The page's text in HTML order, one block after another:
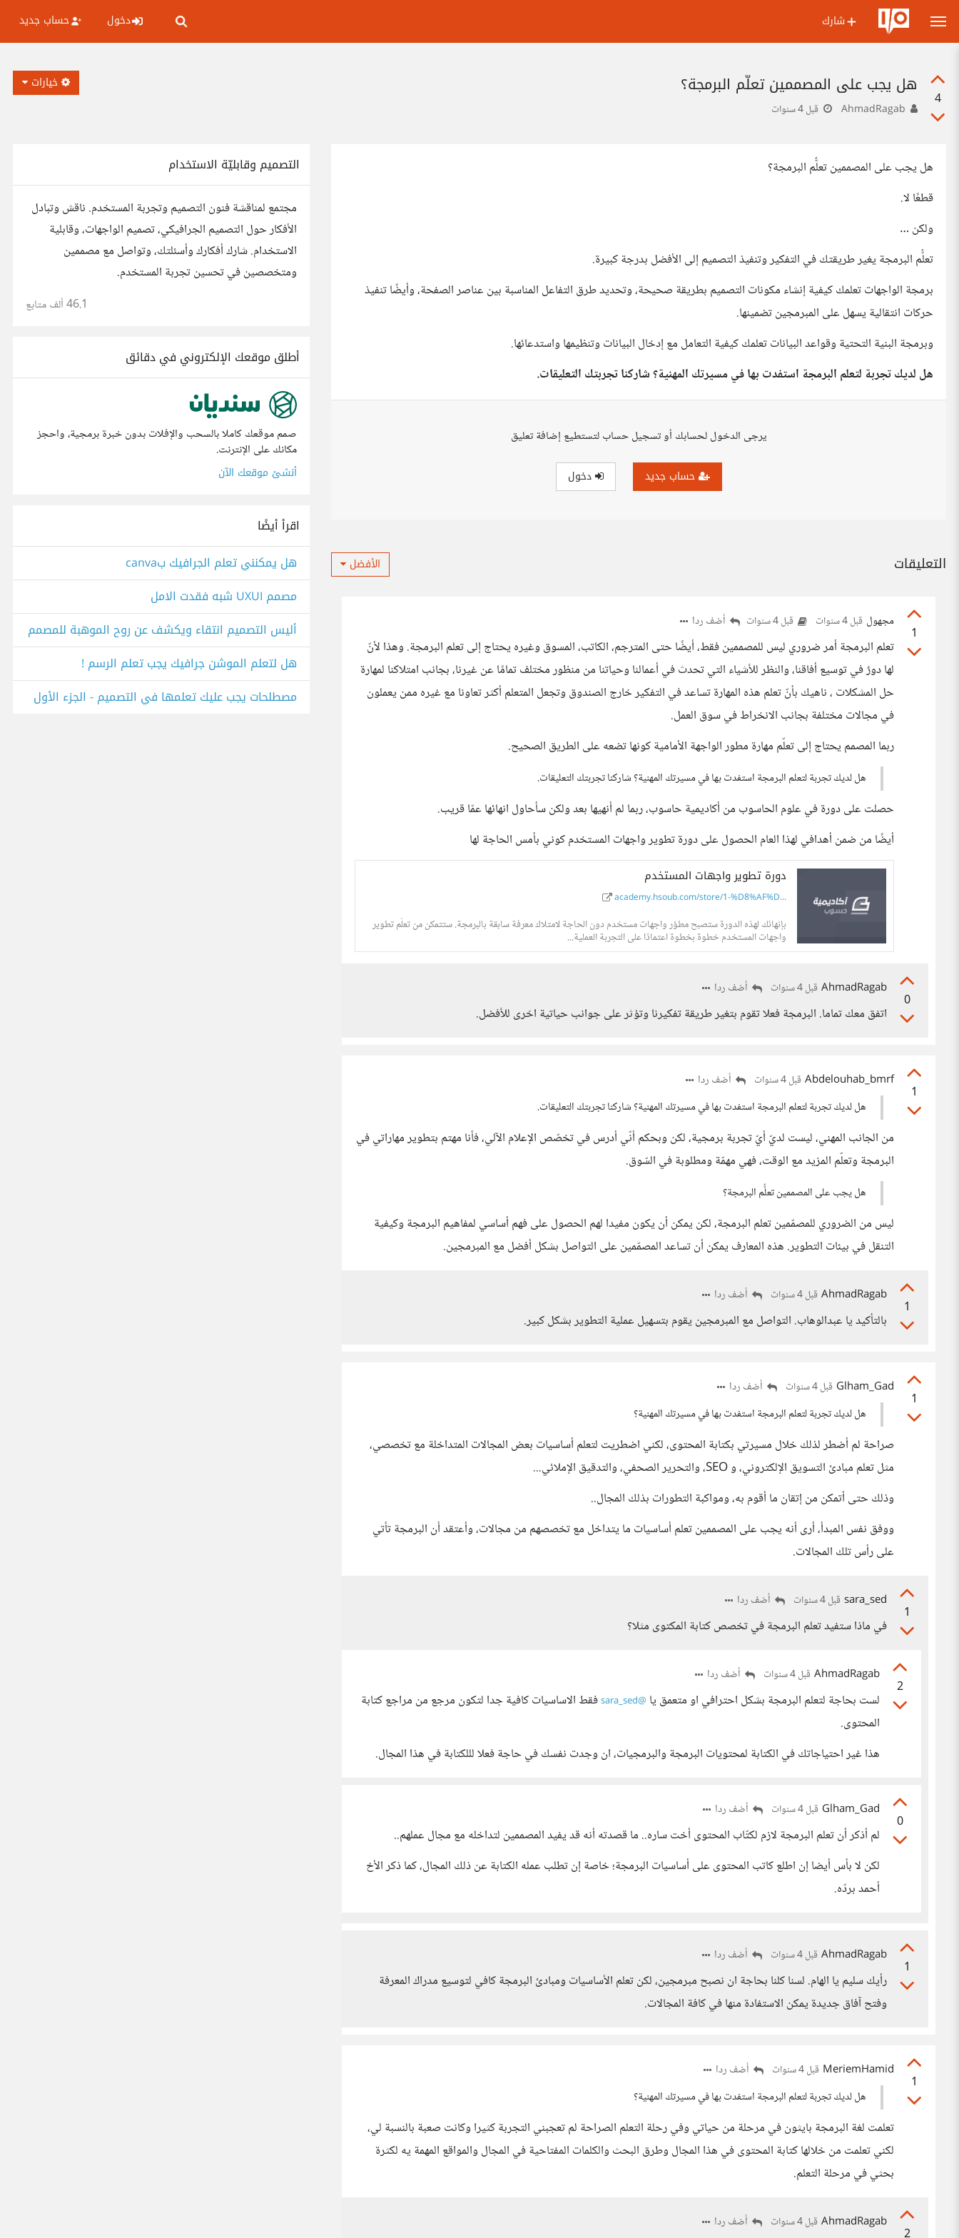
شارك دخول حساب جديد
4
هل يجب على المصممين تعلُّم البرمجة؟
قبل 4 سنوات
خيارات
هل يجب على المصممين تعلُّم البرمجة؟
قطعًا لا.
ولكن …
تعلُّم البرمجة يغير طريقتك في التفكير وتنفيذ التصميم إلى الأفضل بدرجة كبيرة.
برمجة الواجهات تعلمك كيفية إنشاء مكونات التصميم بطريقة صحيحة، وتحديد طرق التفاعل المناسبة بين عناصر الصفحة، وأيضًا تنفيذ
حركات انتقالية يسهل على المبرمجين تضمينها.
وبرمجة البنية التحتية وقواعد البيانات تعلمك كيفية التعامل مع إدخال البيانات وتنظيمها واستدعائها.
هل لديك تجربة لتعلم البرمجة استفدت بها في مسيرتك المهنية؟ شاركنا تجربتك التعليقات.
يرجى الدخول لحسابك أو تسجيل حساب لتستطيع إضافة تعليق
حساب جديد دخول
التعليقات الأفضل
1
مجهول قبل 4 سنوات قبل 4 سنوات أضف ردا
تعلم البرمجة أمر ضروري ليس للمصممين فقط، أيضًا حتى المترجم، الكاتب، المسوق وغيره يحتاج إلى تعلم البرمجة. وهذا لأنّ
لها دورٌ في توسيع أفاقنا، والنظر للأشياء التي تحدث في أعمالنا وحياتنا من منظور مختلف تمامًا عن غيرنا، بجانب امتلاكنا لمهارة
حل المشكلات ، ناهيك بأنّ تعلم هذه المهارة تساعد في التفكير خارج الصندوق وتجعل المتعلم أكثر تعاونا مع غيره ممن يعملون
في مجالات مختلفة بجانب الانخراط في سوق العمل.
ربما المصمم يحتاج إلى تعلّم مهارة مطور الواجهة الأمامية كونها تضعه على الطريق الصحيح.
هل لديك تجربة لتعلم البرمجة استفدت بها في مسيرتك المهنية؟ شاركنا تجربتك التعليقات.
حصلت على دورة في علوم الحاسوب من أكاديمية حاسوب، ربما لم أنهيها بعد ولكن سأحاول انهائها عمّا قريب.
أيضًا من ضمن أهدافي لهذا العام الحصول على دورة تطوير واجهات المستخدم كوني بأمس الحاجة لها
دورة تطوير واجهات المستخدم
academy.hsoub.com/store/1-%D8%AF%D...
بإنهائك لهذه الدورة ستصبح مطوّر واجهات مستخدم دون الحاجة لامتلاك معرفة سابقة بالبرمجة. ستتمكن من تعلّم تطوير
واجهات المستخدم خطوة بخطوة اعتمادًا على التجربة العملية...
0
AhmadRagab قبل 4 سنوات أضف ردا
اتفق معك تماما. البرمجة فعلا تقوم بتغير طريقة تفكيرنا وتؤثر على جوانب حياتية اخرى للأفضل.
1
Abdelouhab_bmrf قبل 4 سنوات
أضف ردا
هل لديك تجربة لتعلم البرمجة استفدت بها في مسيرتك المهنية؟ شاركنا تجربتك التعليقات.
من الجانب المهني، ليست لديّ أيّ تجربة برمجية، لكن وبحكم أنّي أدرس في تخصّص الإعلام الآلي، فأنا مهتم بتطوير مهاراتي في
البرمجة وتعلّم المزيد مع الوقت، فهي مهمّة ومطلوبة في السّوق.
هل يجب على المصممين تعلُّم البرمجة؟
ليس من الضروري للمصمّمين تعلم البرمجة، لكن يمكن أن يكون مفيدا لهم الحصول على فهم أساسي لمفاهيم البرمجة وكيفية
التنقل في بيئات التطوير. هذه المعارف يمكن أن تساعد المصمّمين على التواصل بشكل أفضل مع المبرمجين.
1
AhmadRagab قبل 4 سنوات أضف ردا
بالتأكيد يا عبدالوهاب. التواصل مع المبرمجين يقوم بتسهيل عملية التطوير بشكل كبير.
1
Glham_Gad قبل 4 سنوات
أضف ردا
هل لديك تجربة لتعلم البرمجة استفدت بها في مسيرتك المهنية؟
صراحة لم أضطر لذلك خلال مسيرتي بكتابة المحتوى، لكني اضطريت لتعلم أساسيات بعض المجالات المتداخلة مع تخصصي،
مثل تعلم مبادئ التسويق الإلكتروني، و SEO، والتحرير الصحفي، والتدقيق الإملائي...
وذلك حتى أتمكن من إتقان ما أقوم به، ومواكبة التطورات بذلك المجال..
ووفق نفس المبدأ، أرى أنه يجب على المصممين تعلم أساسيات ما يتداخل مع تخصصهم من مجالات، وأعتقد أن البرمجة تأتي
على رأس تلك المجالات.
1
sara_sed قبل 4 سنوات أضف ردا
في ماذا ستفيد تعلم البرمجة في تخصص كتابة المكتوى مثلا؟
2
AhmadRagab قبل 4 سنوات أضف ردا
لست بحاجة لتعلم البرمجة بشكل احترافي او متعمق يا @sara_sed
فقط الاساسيات كافية جدا لتكون مرجع من مراجع كتابة
المحتوى.
هذا غير احتياجاتك في الكتابة لمحتويات البرمجة والبرمجيات، ان وجدت نفسك في حاجة فعلا لللكتابة في هذا المجال.
0
Glham_Gad قبل 4 سنوات أضف ردا
لم أذكر أن تعلم البرمجة لازم لكتّاب المحتوى أخت ساره.. ما قصدته أنه قد يفيد المصممين لتداخله مع مجال عملهم..
لكن لا بأس أيضا إن اطلع كاتب المحتوى على أساسيات البرمجة؛ خاصة إن تطلب عمله الكتابة عن ذلك المجال، كما ذكر الأخ
أحمد بردّه.
1
AhmadRagab قبل 4 سنوات أضف ردا
رأيك سليم يا الهام. لسنا كلنا بحاجة ان نصبح مبرمجين، لكن تعلم الأساسيات ومبادئ البرمجة كافي لتوسيع مدراك المعرفة
وفتح آفاق جديدة يمكن الاستفادة منها في كافة المجالات.
1
MeriemHamid قبل 4 سنوات
أضف ردا
هل لديك تجربة لتعلم البرمجة استفدت بها في مسيرتك المهنية؟
تعلمت لغة البرمجة بايثون في مرحلة من حياتي وفي رحلة التعلم الصراحة لم تعجبني التجربة كثيرا وكانت صعبة بالنسبة لي،
لكني تعلمت من خلالها كتابة المحتوى في هذا المجال وطرق البحث والكلمات المفتاحية في المجال والمواقع المهمة يه لكثرة
بحثي في مرحلة التعلم.
AhmadRagab قبل 4 سنوات أضف ردا
التصميم وقابليّة الاستخدام
مجتمع لمناقشة فنون التصميم وتجربة المستخدم. ناقش وتبادل
الأفكار حول التصميم الجرافيكي، تصميم الواجهات، وقابلية
الاستخدام. شارك أفكارك وأسئلتك، وتواصل مع مصممين
ومتخصصين في تحسين تجربة المستخدم.
46.1 ألف متابع
أطلق موقعك الإلكتروني في دقائق
صمم موقعك كاملا بالسحب والإفلات بدون خبرة برمجية، واحجز
مكانك على الإنترنت.
أنشئ موقعك الآن
اقرأ أيضًا
هل يمكنني تعلم الجرافيك بcanva
مصمم UXUI شبه فقدت الامل
أليس التصميم انتقاء ويكشف عن روح الموهبة للمصمم
هل لتعلم الموشن جرافيك يجب تعلم الرسم !
مصطلحات يجب عليك تعلمها في التصميم - الجزء الأول